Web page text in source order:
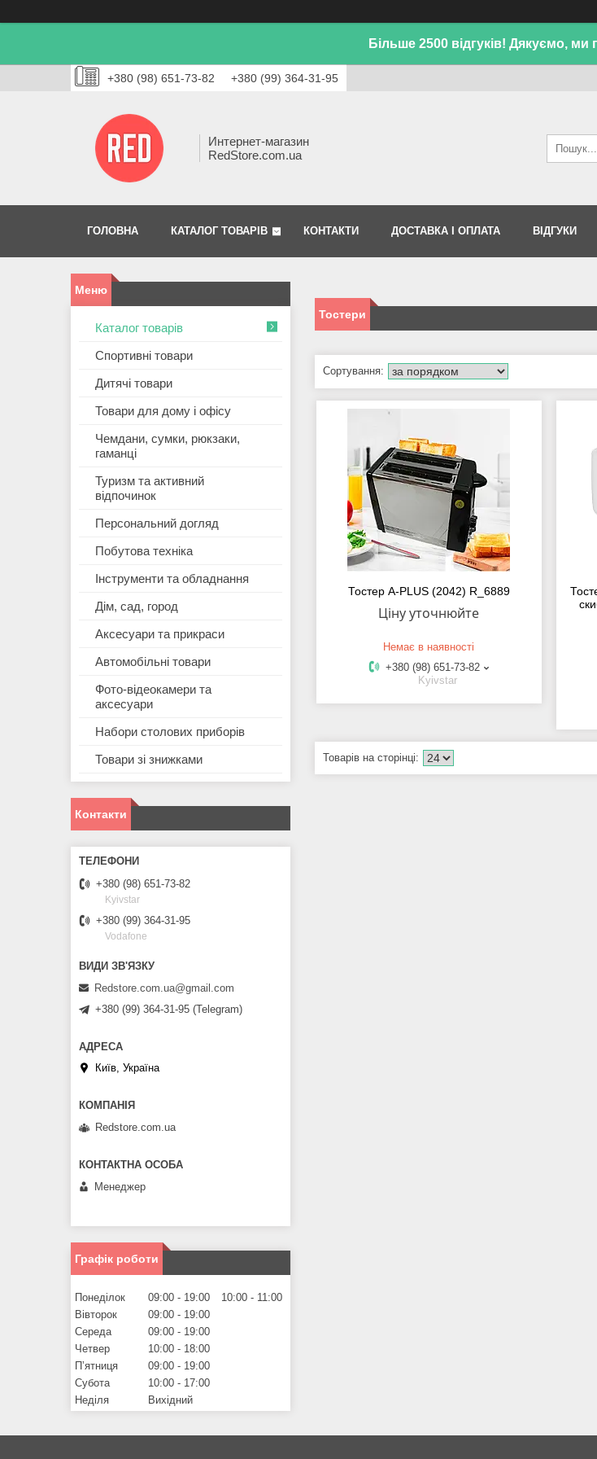
Більше 2500 відгуків! Дякуємо,
+380 (98) 651-73-82 +380 (99) 364-31-95
Интернет-магазин
RedStore.com.ua
ГОЛОВНА КАТАЛОГ ТОВАРІВ КОНТАКТИ ДОСТАВКА І ОПЛАТА ВІДГУКИ
Тостери
Тостер A-PLUS (2042) R_6889
Ціну уточнюйте
Немає в наявності
+380 (98) 651-73-82
Kyivstar
Каталог товарів
Спортивні товари
Дитячі товари
Товари для дому і офісу
Чемдани, сумки, рюкзаки,
гаманці
Туризм та активний
відпочинок
Персональний догляд
Побутова техніка
Інструменти та обладнання
Дім, сад, город
Аксесуари та прикраси
Автомобільні товари
Фото-відеокамери та
аксесуари
Набори столових приборів
Товари зі знижками
Контакти
+380 (98) 651-73-82
Kyivstar
+380 (99) 364-31-95
Vodafone
Redstore.com.ua@gmail.com
+380 (99) 364-31-95 (Telegram)
Київ, Україна
Redstore.com.ua
Менеджер
Графік роботи
Понеділок 09:00 19:00 10:00
11:00
Вівторок
09:00
19:00
Середа
09:00
19:00
Четвер
10:00
18:00
Пʼятниця
09:00
19:00
Субота
10:00
17:00
Неділя
Вихідний